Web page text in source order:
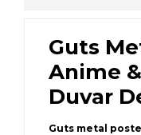
Guts
Anime
Duvar
Guts metal